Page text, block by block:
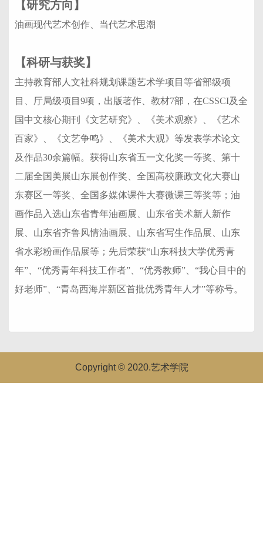
【研究方向】
油画现代艺术创作、当代艺术思潮
【科研与获奖】
主持教育部人文社科规划课题艺术学项目等省部级项
目、厅局级项目9项，出版著作、教材7部，在CSSCI及全
国中文核心期刊《文艺研究》、《美术观察》、《艺术
百家》、《文艺争鸣》、《美术大观》等发表学术论文
及作品30余篇幅。获得山东省五一文化奖一等奖、第十
二届全国美展山东展创作奖、全国高校廉政文化大赛山
东赛区一等奖、全国多媒体课件大赛微课三等奖等；油
画作品入选山东省青年油画展、山东省美术新人新作
展、山东省齐鲁风情油画展、山东省写生作品展、山东
省水彩粉画作品展等；先后荣获“山东科技大学优秀青
年”、“优秀青年科技工作者”、“优秀教师”、“我心目中的
好老师”、“青岛西海岸新区首批优秀青年人才”等称号。
Copyright © 2020.艺术学院